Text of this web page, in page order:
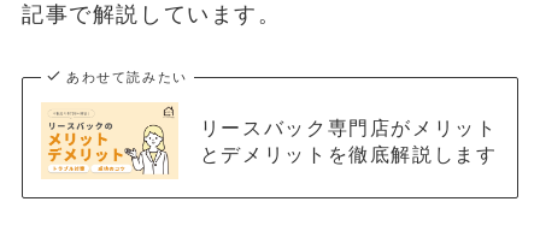
記事で解説しています。
あわせて読みたい
リースバック専門店がメリット
とデメリットを徹底解説します